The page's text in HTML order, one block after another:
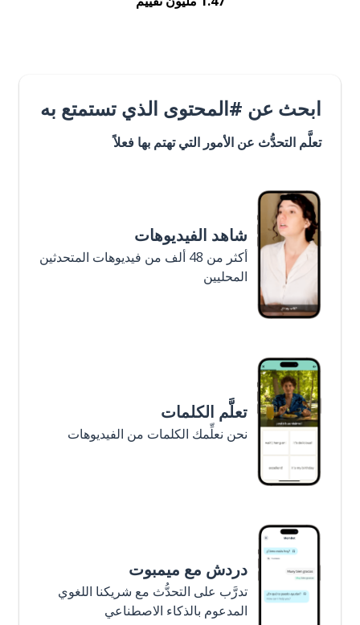
ابحث عن #المحتوى الذي تستمتع به
تعلَّم التحدُّث عن الأمور التي تهتم بها فعلاً
شاهد الفيديوهات
أكثر من 48 ألف من فيديوهات المتحدثين
المحليين
تعلَّم الكلمات
نحن نعلِّمك الكلمات من الفيديوهات
دردش مع ميمبوت
تدرَّب على التحدُّث مع شريكنا اللغوي
المدعوم بالذكاء الاصطناعي